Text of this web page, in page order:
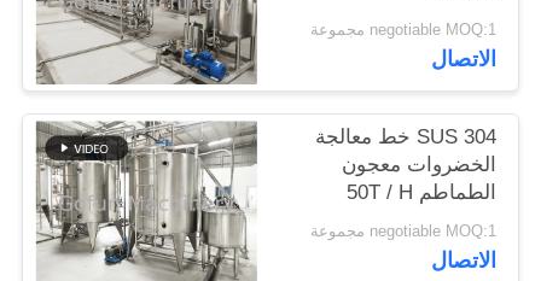
اطلب
اقتباس
خريطة
الموقع
سياسة
negotiable MOQ:1 مجموعة
الاتصال
SUS 304 خط معالجة
الخضروات معجون
الطماطم 50T / H
negotiable MOQ:1 مجموعة
الاتصال